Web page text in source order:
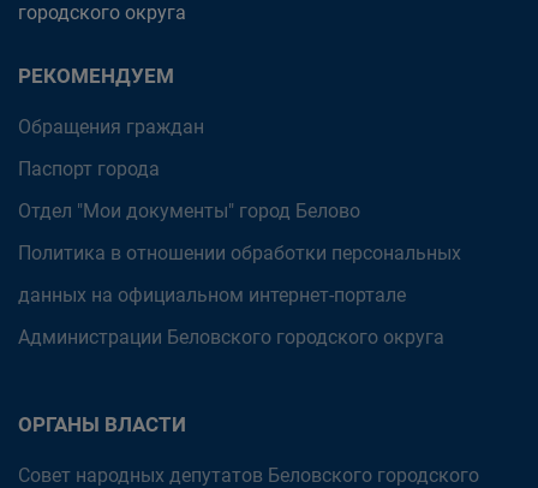
городского округа
РЕКОМЕНДУЕМ
Обращения граждан
Паспорт города
Отдел "Мои документы" город Белово
Политика в отношении обработки персональных
данных на официальном интернет-портале
Администрации Беловского городского округа
ОРГАНЫ ВЛАСТИ
Совет народных депутатов Беловского городского